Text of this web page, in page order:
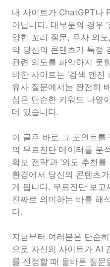
내 사이트가 ChatGPT나
아닙니다. 대부분의 경우
양한 꼬리 질문, 유사 의
약 당신의 콘텐츠가 특정
관련 의도를 파악하지 못
비한 사이트는 ‘검색 엔진
유사 질문에서는 완전히
심은 단순한 키워드 나열
데 있습니다.
이 글은 바로 그 포인트를
의 무료진단 데이터를 분
확보 전략’과 ‘의도 추천
환경에서 당신의 콘텐츠
게 됩니다. 무료진단 보
진짜로 의미하는 바를 해
다.
지금부터 여러분은 단순
으로 자신의 사이트가 AI
를 선정할 때 올바른 질문